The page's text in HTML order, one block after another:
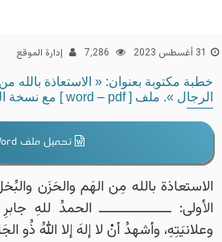
خطبة مكتوبة بعنوان: « الاستعاذة بالله
الرجال ». ملف [ word – pdf ] مع نسخة الموقع.
تحميل ملف Word
31 أغسطس 2023 إدارة الموقع
الاستعاذة بالله مِن الهَم والحَزَن
الأولى: ــــــــــــــــــ الحمدُ
وعلانيَتِهِ، وأشهدُ أنْ لا إلهَ إلا اللهُ